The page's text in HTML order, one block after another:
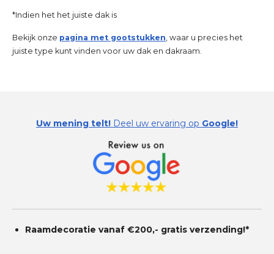
*Indien het het juiste dak is
Bekijk onze pagina met gootstukken, waar u precies het
juiste type kunt vinden voor uw dak en dakraam.
Uw mening telt! Deel uw ervaring op Google!
Raamdecoratie vanaf €200,- gratis verzending!*